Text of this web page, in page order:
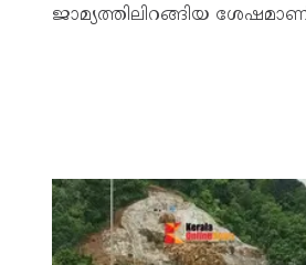
ജാമ്യത്തിലിറങ്ങിയ